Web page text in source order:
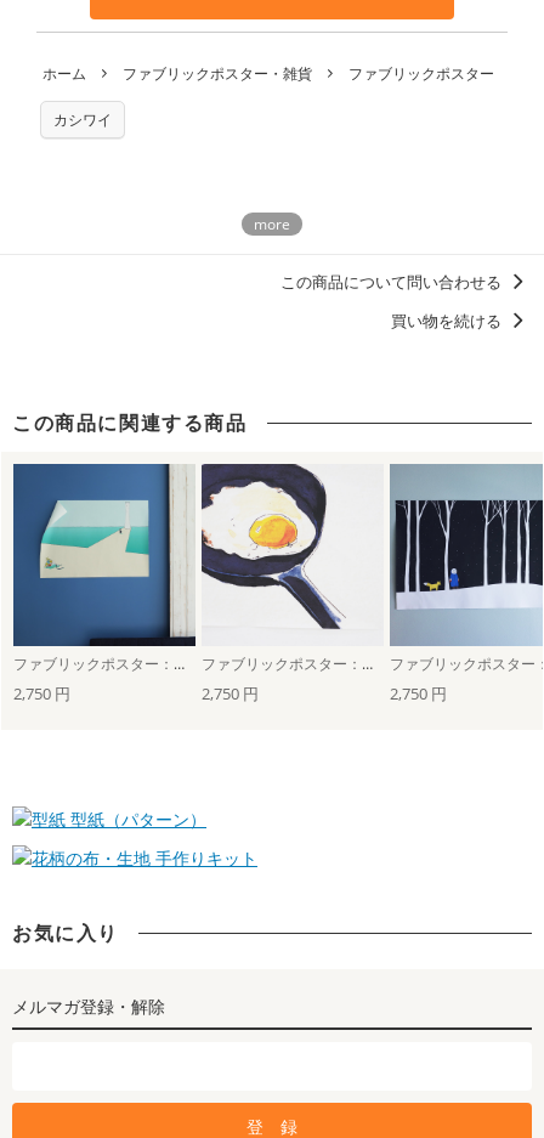
ホーム ファブリックポスター・雑貨 ファブリックポスター
カシワイ
この商品について問い合わせる
買い物を続ける
この商品に関連する商品
ファブリックポスター：灯台（カシワイ） ファブリックポスター：目玉焼き（カシワイ）
2,750 円 2,750 円 2,750 円
型紙（パターン）
手作りキット
お気に入り
メルマガ登録・解除